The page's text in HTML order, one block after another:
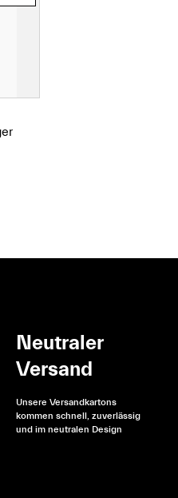
Neutraler
Versand
Unsere Versandkartons
kommen schnell, zuverlässig
und im neutralen Design